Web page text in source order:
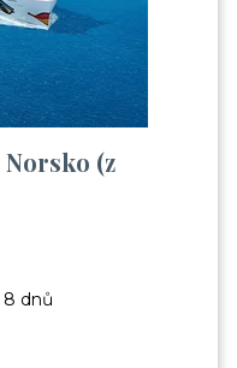
Norsko (z
8 dnů